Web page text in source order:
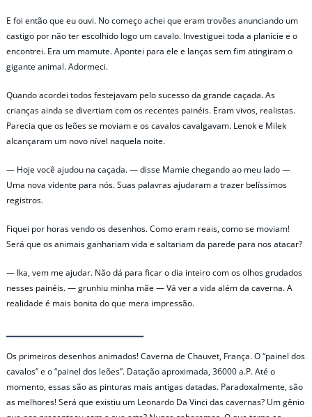
E foi então que eu ouvi. No começo achei que eram trovões anunciando um
castigo por não ter escolhido logo um cavalo. Investiguei toda a planície e o
encontrei. Era um mamute. Apontei para ele e lanças sem fim atingiram o
gigante animal. Adormeci.
Quando acordei todos festejavam pelo sucesso da grande caçada. As
crianças ainda se divertiam com os recentes painéis. Eram vivos, realistas.
Parecia que os leões se moviam e os cavalos cavalgavam. Lenok e Milek
alcançaram um novo nível naquela noite.
— Hoje você ajudou na caçada. — disse Mamie chegando ao meu lado —
Uma nova vidente para nós. Suas palavras ajudaram a trazer belíssimos
registros.
Fiquei por horas vendo os desenhos. Como eram reais, como se moviam!
Será que os animais ganhariam vida e saltariam da parede para nos atacar?
— Ika, vem me ajudar. Não dá para ficar o dia inteiro com os olhos grudados
nesses painéis. — grunhiu minha mãe — Vá ver a vida além da caverna. A
realidade é mais bonita do que mera impressão.
Os primeiros desenhos animados! Caverna de Chauvet, França. O “painel dos
cavalos” e o “painel dos leões”. Datação aproximada, 36000 a.P. Até o
momento, essas são as pinturas mais antigas datadas. Paradoxalmente, são
as melhores! Será que existiu um Leonardo Da Vinci das cavernas? Um gênio